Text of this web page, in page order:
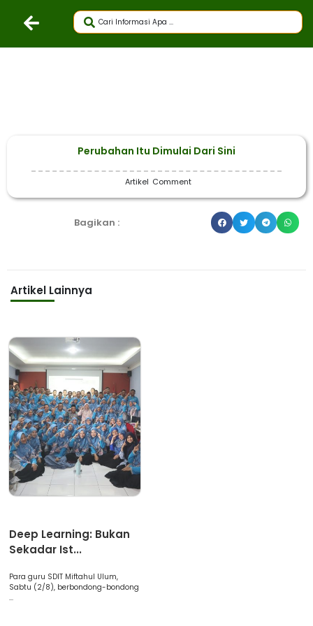
Perubahan Itu Dimulai Dari Sini
Artikel Comment
Bagikan :
Artikel Lainnya
Deep Learning: Bukan
Sekadar Ist...
Para guru SDIT Miftahul Ulum,
Sabtu (2/8), berbondong-bondong
...